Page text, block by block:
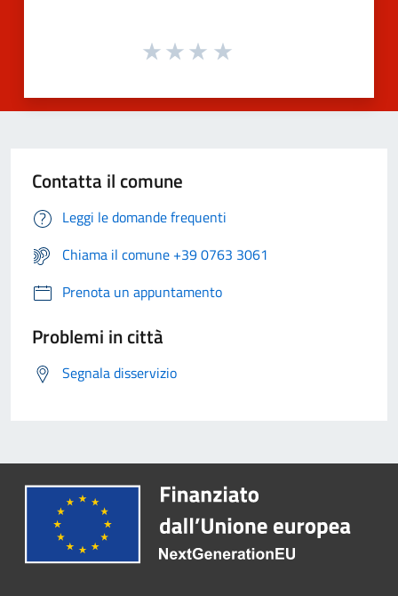
Contatta il comune
Leggi le domande frequenti
Chiama il comune +39 0763 3061
Prenota un appuntamento
Problemi in città
Segnala disservizio